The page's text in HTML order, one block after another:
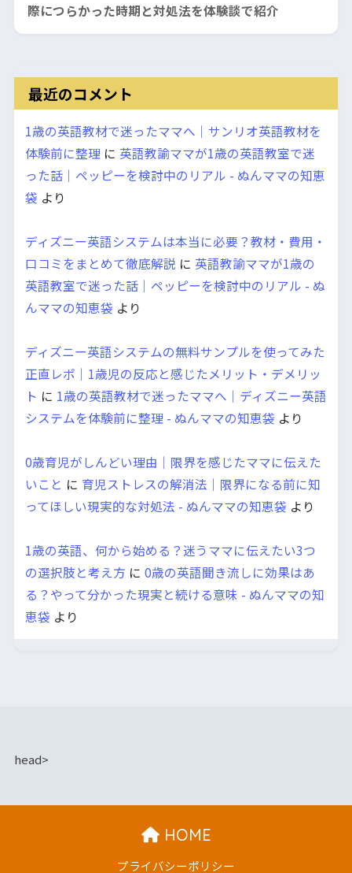
際につらかった時期と対処法を体験談で紹介
最近のコメント
1歳の英語教材で迷ったママへ｜サンリオ英語教材を
体験前に整理 に 英語教諭ママが1歳の英語教室で迷
った話｜ペッピーを検討中のリアル - ぬんママの知恵
袋 より
ディズニー英語システムは本当に必要？教材・費用・
口コミをまとめて徹底解説 に 英語教諭ママが1歳の
英語教室で迷った話｜ペッピーを検討中のリアル - ぬ
んママの知恵袋 より
ディズニー英語システムの無料サンプルを使ってみた
正直レポ｜1歳児の反応と感じたメリット・デメリッ
ト に 1歳の英語教材で迷ったママへ｜ディズニー英語
システムを体験前に整理 - ぬんママの知恵袋 より
0歳育児がしんどい理由｜限界を感じたママに伝えた
いこと に 育児ストレスの解消法｜限界になる前に知
ってほしい現実的な対処法 - ぬんママの知恵袋 より
1歳の英語、何から始める？迷うママに伝えたい3つ
の選択肢と考え方 に 0歳の英語聞き流しに効果はあ
る？やって分かった現実と続ける意味 - ぬんママの知
恵袋 より
head>
HOME
プライバシーポリシー